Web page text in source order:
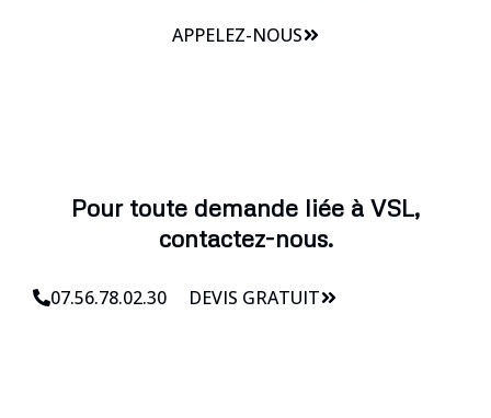
APPELEZ-NOUS
Pour toute demande liée à VSL,
contactez-nous.
07.56.78.02.30 DEVIS GRATUIT